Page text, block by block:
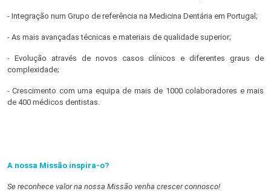
- Integração num Grupo de referência na Medicina Dentária em Portugal;
- As mais avançadas técnicas e materiais de qualidade superior;
- Evolução através de novos casos clínicos e diferentes graus de
complexidade;
- Crescimento com uma equipa de mais de 1000 colaboradores e mais
de 400 médicos dentistas.
A nossa Missão inspira-o?
Se reconhece valor na nossa Missão venha crescer connosco!